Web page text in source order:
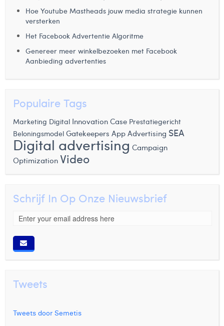
Hoe Youtube Mastheads jouw media strategie kunnen
versterken
Het Facebook Advertentie Algoritme
Genereer meer winkelbezoeken met Facebook
Aanbieding advertenties
Populaire Tags
Marketing Digital Innovation Case Prestatiegericht
Beloningsmodel Gatekeepers App Advertising SEA
Digital advertising Campaign
Optimization Video
Schrijf In Op Onze Nieuwsbrief
Tweets
Tweets door Semetis